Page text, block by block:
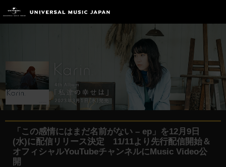
「この感情にはまだ名前がない – ep」を12月9日
(水)に配信リリース決定 11/11より先行配信開始＆
オフィシャルYouTubeチャンネルにMusic Video公
開